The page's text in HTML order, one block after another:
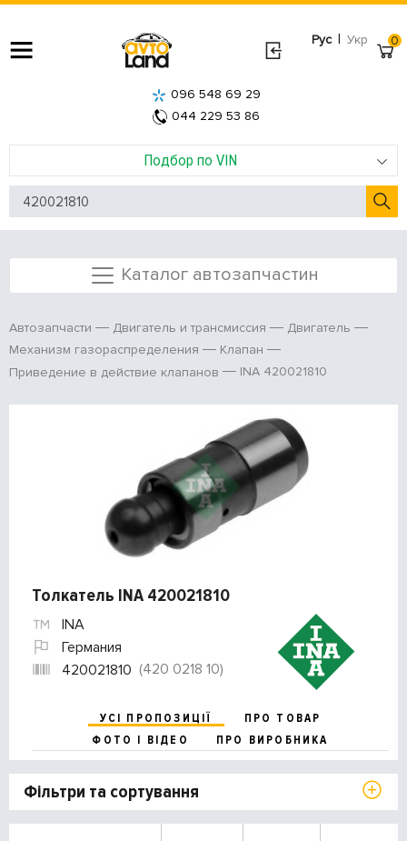
Рус | Укр
Подбор по VIN
096 548 69 29
044 229 53 86
0
Каталог автозапчастин
Автозапчасти Двигатель и трансмиссия
Двигатель
Механизм газораспределения
Клапан
Приведение в действие клапанов
INA 420021810
Толкатель INA 420021810
INA
Германия
420021810 (420 0218 10)
УСІ ПРОПОЗИЦІЇ
ПРО ТОВАР
ФОТО І ВІДЕО
ПРО ВИРОБНИКА
Фільтри та сортування